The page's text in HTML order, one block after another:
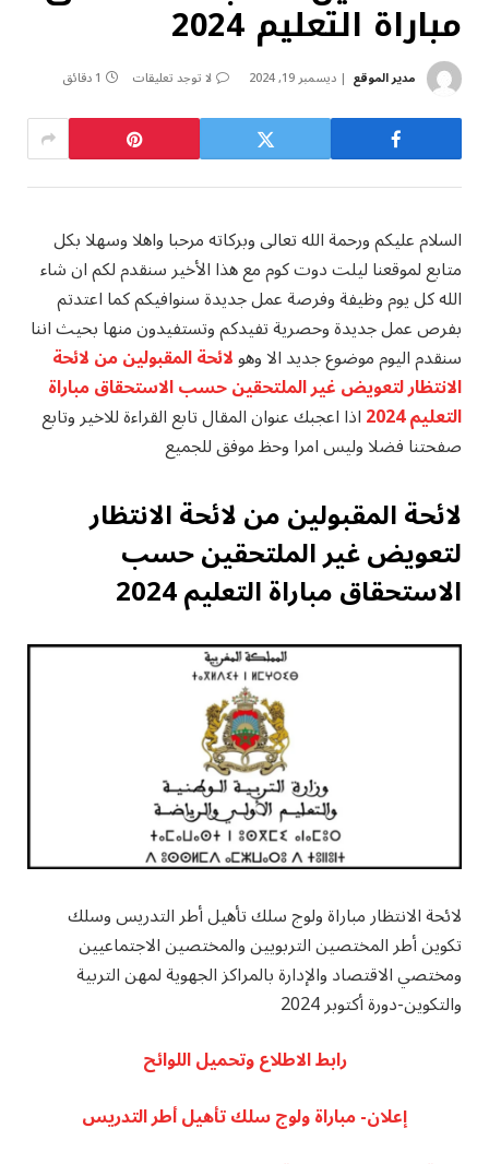
مباراة التعليم 2024
مدير الموقع ديسمبر 19, 2024 لا توجد تعليقات 1 دقائق
السلام عليكم ورحمة الله تعالى وبركاته مرحبا واهلا وسهلا بكل
متابع لموقعنا ليلت دوت كوم مع هذا الأخير سنقدم لكم ان شاء
الله كل يوم وظيفة وفرصة عمل جديدة سنوافيكم كما اعتدتم
بفرص عمل جديدة وحصرية تفيدكم وتستفيدون منها بحيث اننا
سنقدم اليوم موضوع جديد الا وهولائحة المقبولين من لائحة
الانتظار لتعويض غير الملتحقين حسب الاستحقاق مباراة
التعليم 2024 اذااعجبك عنوان المقال تابع القراءة للاخير وتابع
صفحتنا فضلا وليس امرا وحظ موفق للجميع
لائحة المقبولين من لائحة الانتظار
لتعويض غير الملتحقين حسب
الاستحقاق مباراة التعليم 2024
لائحة الانتظار مباراة ولوج سلك تأهيل أطر التدريس وسلك
تكوين أطر المختصين التربويين والمختصين الاجتماعيين
ومختصي الاقتصاد والإدارة بالمراكز الجهوية لمهن التربية
والتكوين-دورة أكتوبر 2024
رابط الاطلاع وتحميل اللوائح
​إعلان- مباراة ولوج سلك تأهيل أطر التدريس